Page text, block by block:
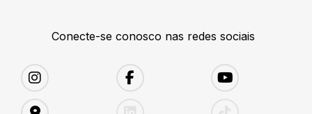
Conecte-se conosco nas redes sociais